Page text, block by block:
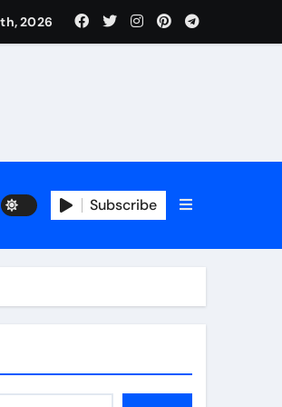
2026
Subscribe